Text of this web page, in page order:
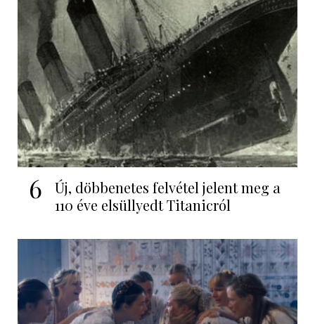
6
Új, döbbenetes felvétel jelent meg a
110 éve elsüllyedt Titanicról